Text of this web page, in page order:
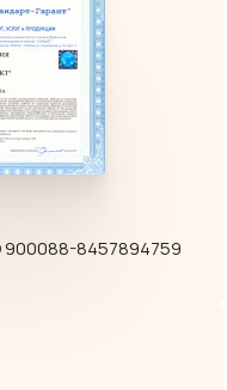
900088-8457894759